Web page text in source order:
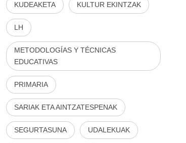
KUDEAKETA KULTUR EKINTZAK
LH
METODOLOGÍAS Y TÉCNICAS
EDUCATIVAS
PRIMARIA
SARIAK ETA AINTZATESPENAK
SEGURTASUNA UDALEKUAK